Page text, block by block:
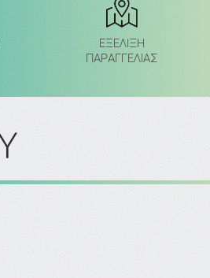
ΕΞΈΛΙΞΗ
ΠΑΡΑΓΓΕΛΙΑΣ